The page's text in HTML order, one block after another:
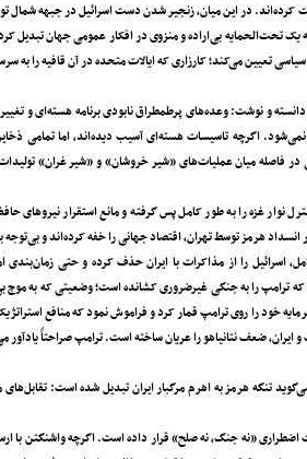
در این میان، زنجیر شدن دست اسرائیل در جبهه شمال
به یک تحت‌الحمایه بی‌اراده و منزوی در افکار عمومی جهان
تعیین می‌کند؛ کارزاری که ایالات متحده در آن قافیه را به
و نوشت: وعده‌های پرطمطراق نابودی برنامه هسته‌ای و
اگرچه تاسیسات هسته‌ای آسیب دیده‌اند، اما تمامی
میان عملیات‌های «شیر خروشان» و «شیر غران» تولیدات
نوار غزه را به طور کامل پس گرفته و مانع استقرار
هرمز توسط تهران، اقتصاد جهانی را خفه کرده‌اند و بی‌توجه
اسرائیل را از مذاکرات با ایران حذف کرده و حتی
را به جنگی غیرضروری کشانده است؛ وضعیتی که به موج
سرمایه خود را روی ترامپ قمار کرد و فراموش نمود که منافع
ضعف نتانیاهو را عریان ساخته است. ترامپ صراحتاً یادآور
تنگه هرمز به اهرم مرگبار ایران تبدیل شده است:
وضعیت اضطراری «نه جنگ، نه صلح» قرار داده است. اگرچه واشنگتن